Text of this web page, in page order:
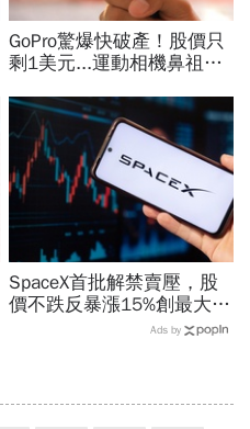
GoPro驚爆快破產！股價只
剩1美元...運動相機鼻祖為
擊：記憶體價格太失控
SpaceX首批解禁賣壓，股
價不跌反暴漲15%創最大漲
幅「直逼發行價」！最新目
Ads by